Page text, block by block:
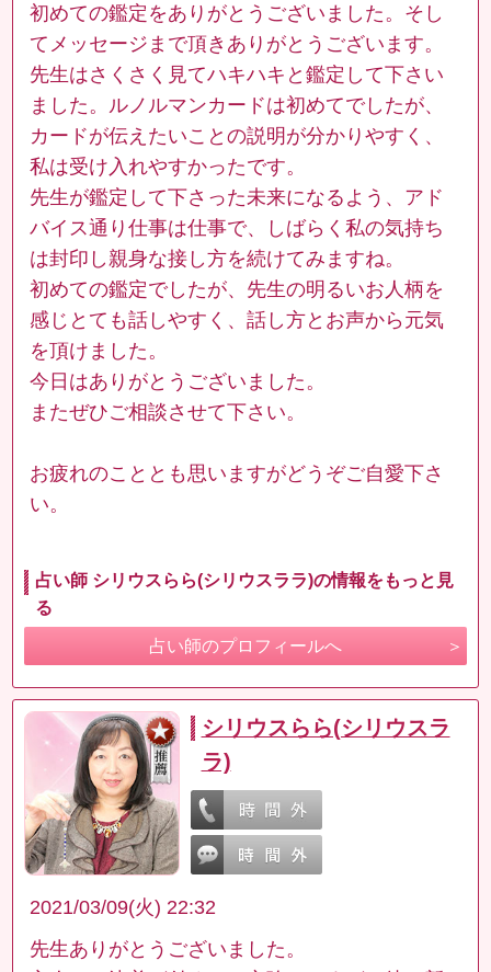
初めての鑑定をありがとうございました。そし
てメッセージまで頂きありがとうございます。
先生はさくさく見てハキハキと鑑定して下さい
ました。ルノルマンカードは初めてでしたが、
カードが伝えたいことの説明が分かりやすく、
私は受け入れやすかったです。
先生が鑑定して下さった未来になるよう、アド
バイス通り仕事は仕事で、しばらく私の気持ち
は封印し親身な接し方を続けてみますね。
初めての鑑定でしたが、先生の明るいお人柄を
感じとても話しやすく、話し方とお声から元気
を頂けました。
今日はありがとうございました。
またぜひご相談させて下さい。
お疲れのこととも思いますがどうぞご自愛下さ
い。
占い師 シリウスらら(シリウスララ)の情報をもっと見
る
占い師のプロフィールへ
シリウスらら(シリウスラ
ラ)
2021/03/09(火) 22:32
先生ありがとうございました。